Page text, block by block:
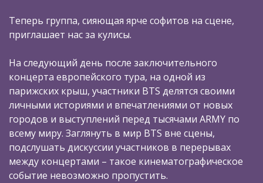
Теперь группа, сияющая ярче софитов на сцене,
приглашает нас за кулисы.
На следующий день после заключительного
концерта европейского тура, на одной из
парижских крыш, участники BTS делятся своими
личными историями и впечатлениями от новых
городов и выступлений перед тысячами ARMY по
всему миру. Заглянуть в мир BTS вне сцены,
подслушать дискуссии участников в перерывах
между концертами – такое кинематографическое
событие невозможно пропустить.